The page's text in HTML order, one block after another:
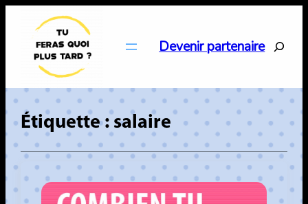
contenu
Devenir partenaireSearch
Étiquette : salaire